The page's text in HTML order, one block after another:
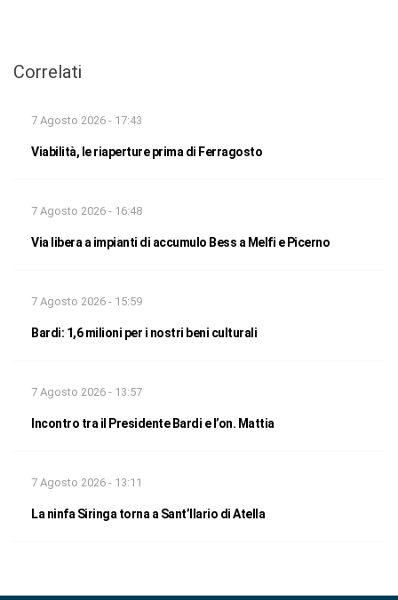
Correlati
7 Agosto 2026 - 17:43
Viabilità, le riaperture prima di Ferragosto
7 Agosto 2026 - 16:48
Via libera a impianti di accumulo Bess a Melfi e Picerno
7 Agosto 2026 - 15:59
Bardi: 1,6 milioni per i nostri beni culturali
7 Agosto 2026 - 13:57
Incontro tra il Presidente Bardi e l’on. Mattia
7 Agosto 2026 - 13:11
La ninfa Siringa torna a Sant’Ilario di Atella